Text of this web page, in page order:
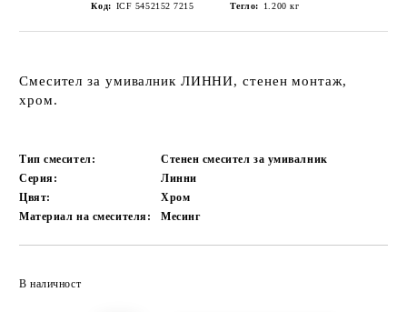
Код: ICF 5452152 7215 Тегло: 1.200 кг
Смесител за умивалник ЛИННИ, стенен монтаж,
хром.
Тип смесител:
Стенен смесител за умивалник
Серия:
Линни
Цвят:
Хром
Материал на смесителя:
Месинг
В наличност